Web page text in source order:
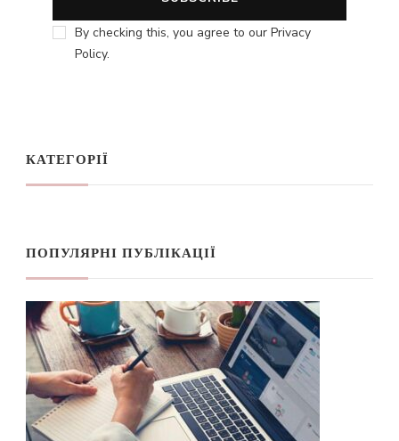
By checking this, you agree to our Privacy
Policy.
КАТЕГОРІЇ
ПОПУЛЯРНІ ПУБЛІКАЦІЇ